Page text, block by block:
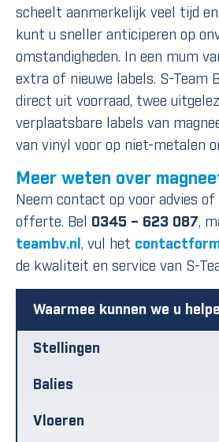
scheelt aanmerkelijk veel tijd en
kunt u sneller anticiperen op
omstandigheden. In een mum
extra of nieuwe labels. S-Team
direct uit voorraad, twee
verplaatsbare labels van
van vinyl voor op niet-metalen
Meer weten over
Neem contact op voor advies of
offerte. Bel 0345 – 623 087,
teambv.nl , vul het
de kwaliteit en service van S-
Waarmee kunnen we u
Stellingen
Balies
Vloeren